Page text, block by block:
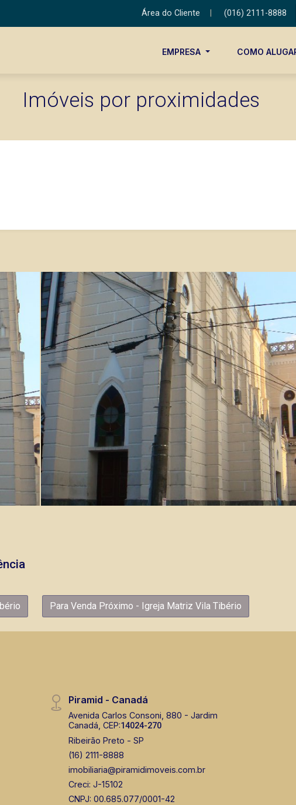
Área do Cliente (016) 2111-8888
EMPRESA COMO
Imóveis por proximidades
Para Venda Próximo - Igreja Matriz Vila Tibério
Piramid - Canadá
Avenida Carlos Consoni, 880 - Jardim
Canadá, CEP:14024-270
Ribeirão Preto - SP
(16) 2111-8888
imobiliaria@piramidimoveis.com.br
Creci: J-15102
CNPJ: 00.685.077/0001-42